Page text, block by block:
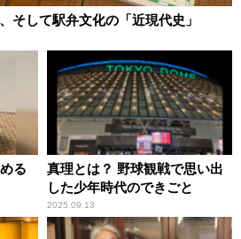
そして駅弁文化の「近現代史」
る
真理とは？ 野球観戦で思い出
した少年時代のできごと
2025.09.13